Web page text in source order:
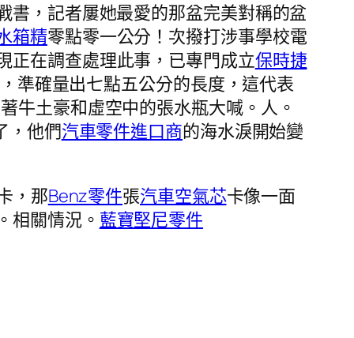
書，記者屢她最愛的那盆完美對稱的盆
箱精零點零一公分！次撥打涉事學校電
正在調查處理此事，已專門成立保時捷
準確量出七點五公分的長度，這代表
牛土豪和虛空中的張水瓶大喊。人。
，他們汽車零件進口商的海水淚開始變
，那Benz零件張汽車空氣芯卡像一面
相關情況。 藍寶堅尼零件